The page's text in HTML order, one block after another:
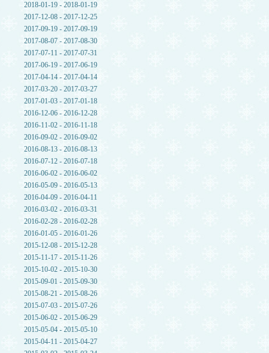
2018-01-19 - 2018-01-19
2017-12-08 - 2017-12-25
2017-09-19 - 2017-09-19
2017-08-07 - 2017-08-30
2017-07-11 - 2017-07-31
2017-06-19 - 2017-06-19
2017-04-14 - 2017-04-14
2017-03-20 - 2017-03-27
2017-01-03 - 2017-01-18
2016-12-06 - 2016-12-28
2016-11-02 - 2016-11-18
2016-09-02 - 2016-09-02
2016-08-13 - 2016-08-13
2016-07-12 - 2016-07-18
2016-06-02 - 2016-06-02
2016-05-09 - 2016-05-13
2016-04-09 - 2016-04-11
2016-03-02 - 2016-03-31
2016-02-28 - 2016-02-28
2016-01-05 - 2016-01-26
2015-12-08 - 2015-12-28
2015-11-17 - 2015-11-26
2015-10-02 - 2015-10-30
2015-09-01 - 2015-09-30
2015-08-21 - 2015-08-26
2015-07-03 - 2015-07-26
2015-06-02 - 2015-06-29
2015-05-04 - 2015-05-10
2015-04-11 - 2015-04-27